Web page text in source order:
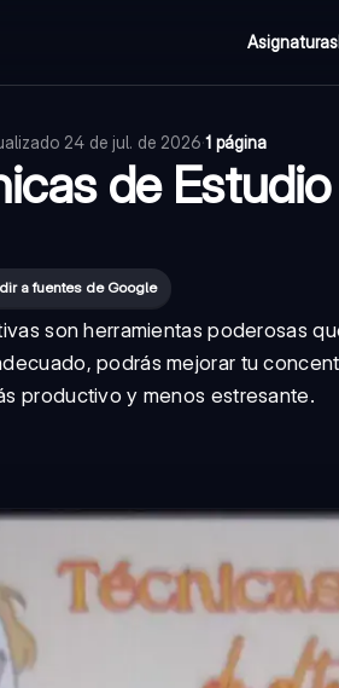
Asignaturas
24 de jul. de 2026·1 página
de
a fuentes de Google
son herramientas poderosas
podrás mejorar tu
productivo y menos estresante.